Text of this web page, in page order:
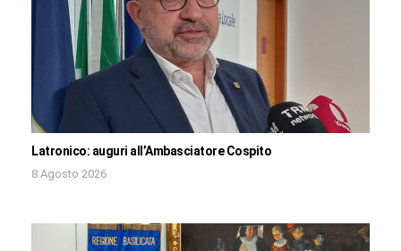
Latronico: auguri all’Ambasciatore Cospito
8 Agosto 2026